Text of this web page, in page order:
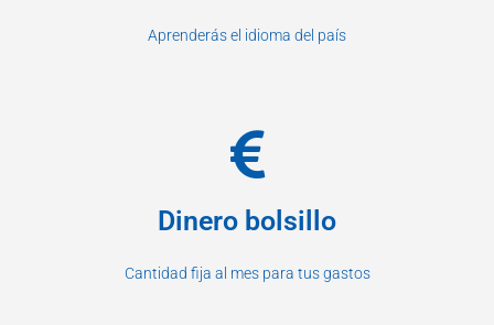
Aprenderás el idioma del país
Dinero bolsillo
Cantidad fija al mes para tus gastos